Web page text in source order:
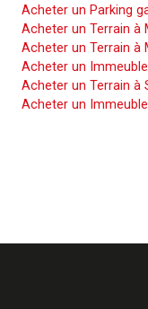
Acheter un Parking
Acheter un Terrain à
Acheter un Terrain à
Acheter un Immeuble
Acheter un Terrain à
Acheter un Immeuble